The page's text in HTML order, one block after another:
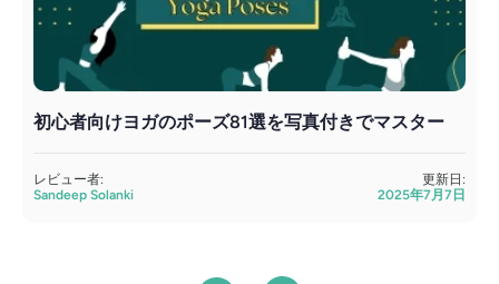
初心者向けヨガのポーズ81選を写真付きでマスター
レビュー者:
Sandeep Solanki
更新日:
2025年7月7日